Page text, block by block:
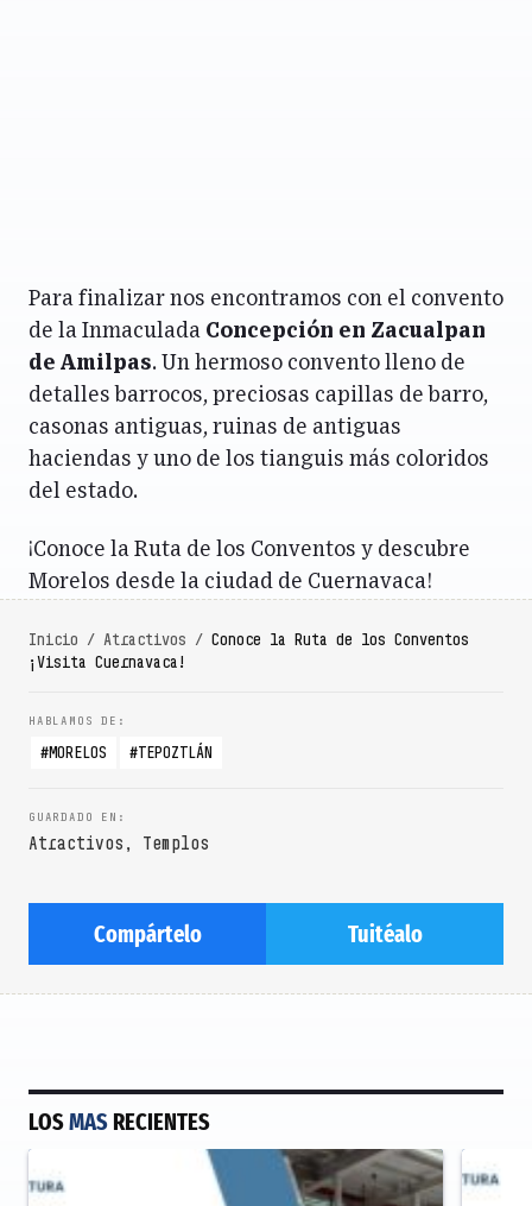
Para finalizar nos encontramos con el convento
de la Inmaculada Concepción en Zacualpan
de Amilpas. Un hermoso convento lleno de
detalles barrocos, preciosas capillas de barro,
casonas antiguas, ruinas de antiguas
haciendas y uno de los tianguis más coloridos
del estado.
¡Conoce la Ruta de los Conventos y descubre
Morelos desde la ciudad de Cuernavaca!
Inicio / Atractivos / Conoce la Ruta de los Conventos
¡Visita Cuernavaca!
MORELOS TEPOZTLÁN
Atractivos , Templos
Compártelo Tuitéalo
LOSMAS RECIENTES